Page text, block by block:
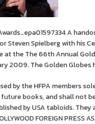
A
Steven Spielberg with his
at the The 66th Annual
2009. The Golden
by the HFPA members
future books, and shall not
by USA tabloids.
FOREIGN PRESS